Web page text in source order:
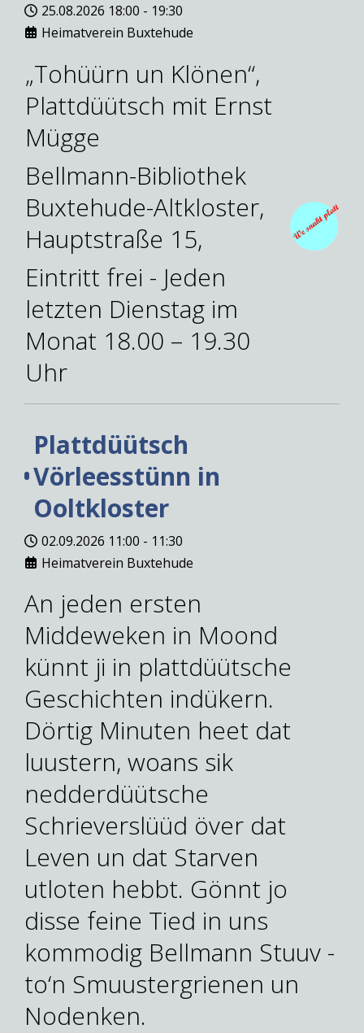
25.08.2026 18:00 - 19:30
Heimatverein Buxtehude
„Tohüürn un Klönen“,
Plattdüütsch mit Ernst
Mügge
Bellmann-Bibliothek
Buxtehude-Altkloster,
Hauptstraße 15,
Eintritt frei - Jeden
letzten Dienstag im
Monat 18.00 – 19.30
Uhr
Plattdüütsch
Vörleesstünn in
Ooltkloster
02.09.2026 11:00 - 11:30
Heimatverein Buxtehude
An jeden ersten
Middeweken in Moond
künnt ji in plattdüütsche
Geschichten indükern.
Dörtig Minuten heet dat
luustern, woans sik
nedderdüütsche
Schrieverslüüd över dat
Leven un dat Starven
utloten hebbt. Gönnt jo
disse feine Tied in uns
kommodig Bellmann Stuuv -
to‘n Smuustergrienen un
Nodenken.